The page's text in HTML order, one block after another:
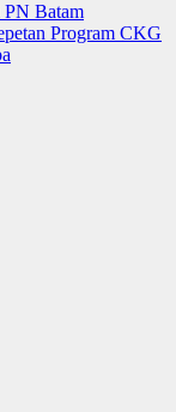
Batam
Program CKG